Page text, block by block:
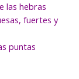
las hebras
fuertes y
puntas